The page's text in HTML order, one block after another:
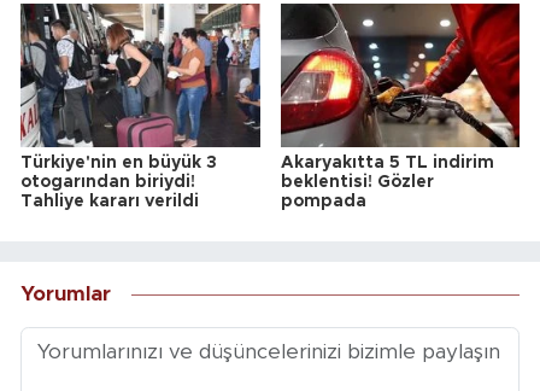
Türkiye'nin en büyük 3
otogarından biriydi!
Tahliye kararı verildi
Akaryakıtta 5 TL indirim
beklentisi! Gözler
pompada
Yorumlar